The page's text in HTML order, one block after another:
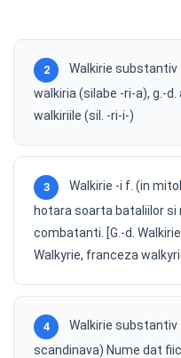
2
Walkirie substantiv
walkiria (silabe -ri-a), g.-d.
walkiriile (sil. -ri-i-)
3
Walkirie -i f. (in
hotara soarta bataliilor
combatanti. [G.-d.
Walkyrie, franceza
4
Walkirie
scandinava) Nume dat